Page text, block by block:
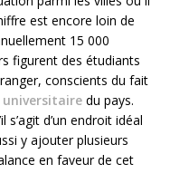
est encore loin de
15 000
figurent des étudiants
conscients du fait
universitaire du pays.
d’un endroit idéal
y ajouter plusieurs
en faveur de cet